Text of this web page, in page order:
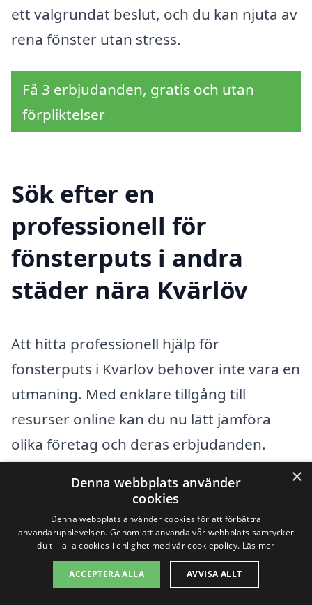
ett välgrundat beslut, och du kan njuta av
rena fönster utan stress.
Få 3 erbjudanden, gratis och utan
förpliktelser
Sök efter en
professionell för
fönsterputs i andra
städer nära Kvärlöv
Att hitta professionell hjälp för
fönsterputs i Kvärlöv behöver inte vara en
utmaning. Med enklare tillgång till
resurser online kan du nu lätt jämföra
olika företag och deras erbjudanden.
8sb.se kan du enkelt få kontakt med
kompetenta företag i ditt närområde. Det
inbjuder till att få flera offerter, så du kan
välja det bästa alternativet som passar
×
Denna webbplats använder
cookies
Denna webbplats använder cookies för att förbättra
användarupplevelsen. Genom att använda vår webbplats samtycker
du till alla cookies i enlighet med vår cookiepolicy. Läs mer
ACCEPTERA ALLA AVVISA ALLT